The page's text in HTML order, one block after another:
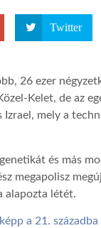
Twitter
26 ezer
Kelet, de az
Izrael, mely a
és más
megapolisz
alapozta létét.
a 21.